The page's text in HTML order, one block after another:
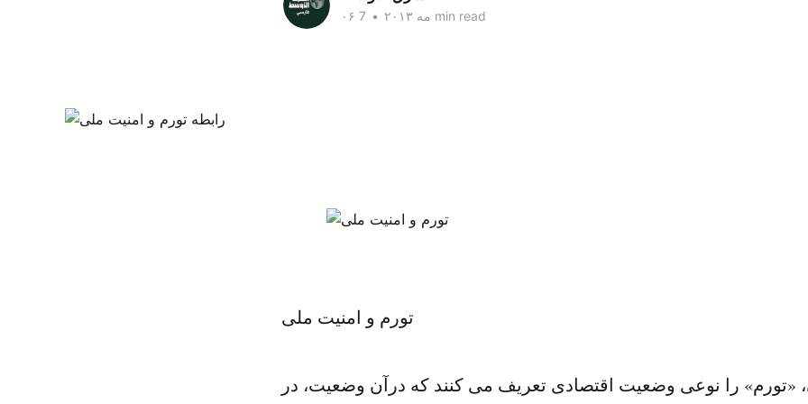
۰۶ مه ۲۰۱۳ • 7 min read
تورم و امنیت ملی
«تورم» را نوعی وضعیت اقتصادی تعریف می کنند که درآن وضعیت، در